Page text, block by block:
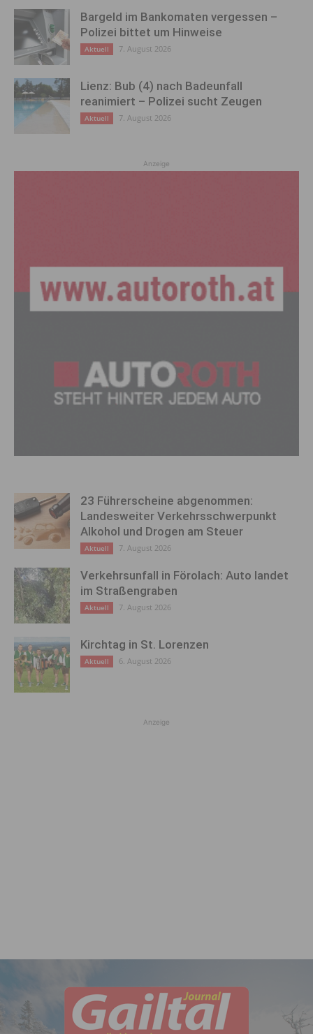
Bargeld im Bankomaten vergessen –
Polizei bittet um Hinweise
Aktuell 7. August 2026
Lienz: Bub (4) nach Badeunfall
reanimiert – Polizei sucht Zeugen
Aktuell 7. August 2026
Anzeige
23 Führerscheine abgenommen:
Landesweiter Verkehrsschwerpunkt
Alkohol und Drogen am Steuer
Aktuell 7. August 2026
Verkehrsunfall in Förolach: Auto landet
im Straßengraben
Aktuell 7. August 2026
Kirchtag in St. Lorenzen
Aktuell 6. August 2026
Anzeige